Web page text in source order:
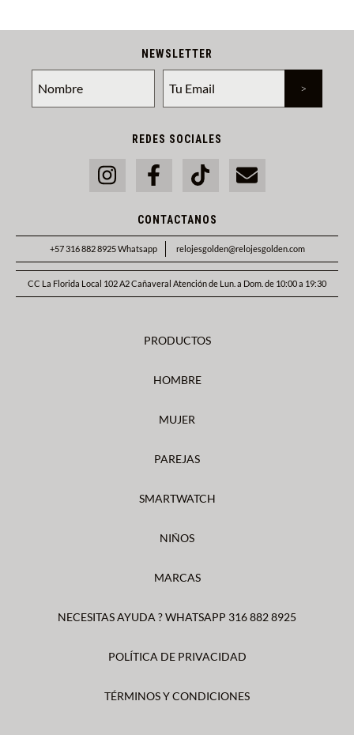
NEWSLETTER
REDES SOCIALES
CONTACTANOS
+57 316 882 8925 Whatsapp relojesgolden@relojesgolden.com
CC La Florida Local 102 A2 Cañaveral Atención de Lun. a Dom. de 10:00 a 19:30
PRODUCTOS
HOMBRE
MUJER
PAREJAS
SMARTWATCH
NIÑOS
MARCAS
NECESITAS AYUDA ? WHATSAPP 316 882 8925
POLÍTICA DE PRIVACIDAD
TÉRMINOS Y CONDICIONES